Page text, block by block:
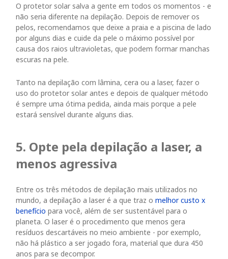
O protetor solar salva a gente em todos os momentos - e
não seria diferente na depilação. Depois de remover os
pelos, recomendamos que deixe a praia e a piscina de lado
por alguns dias e cuide da pele o máximo possível por
causa dos raios ultravioletas, que podem formar manchas
escuras na pele.
Tanto na depilação com lâmina, cera ou a laser, fazer o
uso do protetor solar antes e depois de qualquer método
é sempre uma ótima pedida, ainda mais porque a pele
estará sensível durante alguns dias.
5. Opte pela depilação a laser, a
menos agressiva
Entre os três métodos de depilação mais utilizados no
mundo, a depilação a laser é a que traz o melhor custo x
benefício para você, além de ser sustentável para o
planeta. O laser é o procedimento que menos gera
resíduos descartáveis no meio ambiente - por exemplo,
não há plástico a ser jogado fora, material que dura 450
anos para se decompor.